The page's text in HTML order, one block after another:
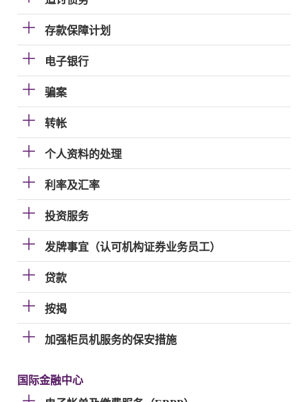
存款保障计划
电子银行
骗案
转帐
个人资料的处理
利率及汇率
投资服务
发牌事宜（认可机构证券业务员工）
贷款
按揭
加强柜员机服务的保安措施
国际金融中心